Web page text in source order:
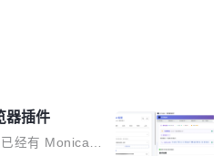
器插件
经有 Monica、